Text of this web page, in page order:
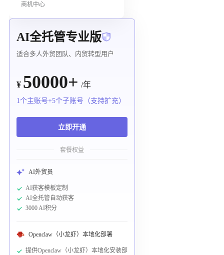
商机中心
AI全托管专业版
适合多人外贸团队、内贸转型用户
¥ 50000+ /年
1个主账号+5个子账号（支持扩充）
立即开通
套餐权益
AI外贸员
AI获客模板定制
AI全托管自动获客
3000 AI积分
Openclaw（小龙虾）本地化部署
提供Openclaw（小龙虾）本地化安装部